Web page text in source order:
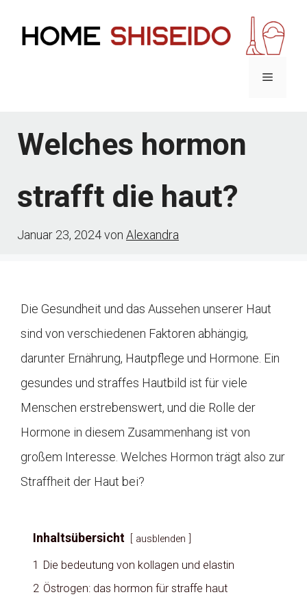
Inhalt
Menü
Welches hormon
strafft die haut?
Januar 23, 2024von Alexandra
Die Gesundheit und das Aussehen unserer Haut
sind von verschiedenen Faktoren abhängig,
darunter Ernährung, Hautpflege und Hormone. Ein
gesundes und straffes Hautbild ist für viele
Menschen erstrebenswert, und die Rolle der
Hormone in diesem Zusammenhang ist von
großem Interesse. Welches Hormon trägt also zur
Straffheit der Haut bei?
Inhaltsübersicht ausblenden
1 Die bedeutung von kollagen und elastin
2 Östrogen: das hormon für straffe haut